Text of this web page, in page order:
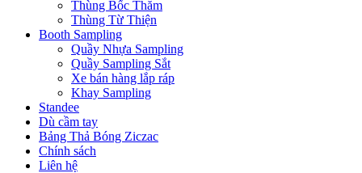
Thùng Bốc Thăm
Thùng Từ Thiện
Booth Sampling
Quầy Nhựa Sampling
Quầy Sampling Sắt
Xe bán hàng lắp ráp
Khay Sampling
Standee
Dù cầm tay
Bảng Thả Bóng Ziczac
Chính sách
Liên hệ